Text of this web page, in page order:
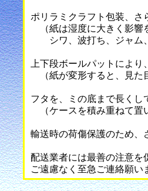
ポリラミクラフト包装、さ
（紙は湿度に大きく影響
シワ、波打ち、ジャム、
上下段ボールパットによ
（紙が変形すると、見た
フタを、ミの底まで長くし
（ケースを積み重ねて置
輸送時の荷傷保護のため、
配送業者には最善の注意を
ご遠慮なく至急ご連絡願